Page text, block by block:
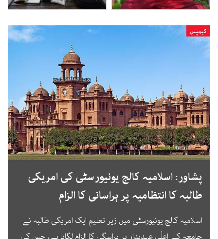
کیمپس
پشاور: اسلامیہ کالج یونیورسٹی کی امریکی
طالبہ کا انتظامیہ پر ہراسانی کا الزام
اسلامیہ کالج یونیورسٹی میں زیر تعلیم ایک امریکی طالبہ نے